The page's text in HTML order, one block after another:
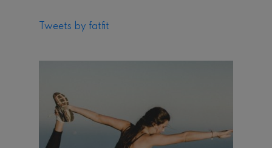
Tweets by fatfit